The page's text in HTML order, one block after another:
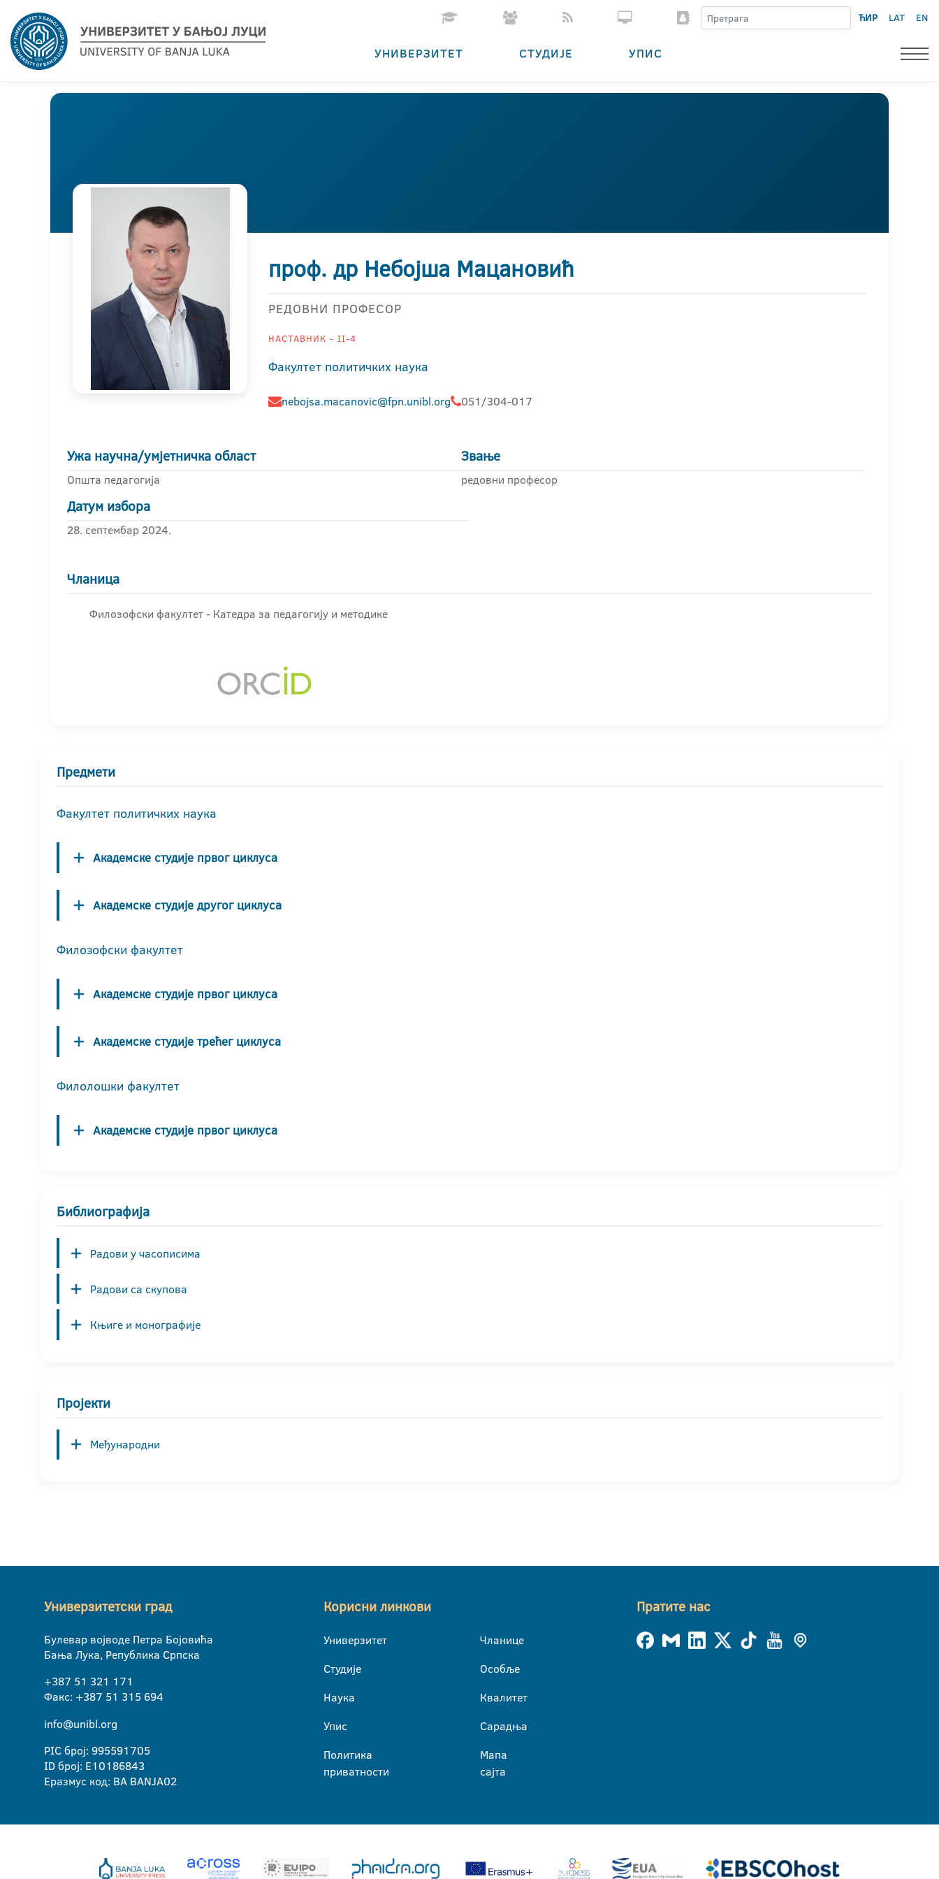
ЋИР LAT EN
УНИВЕРЗИТЕТ СТУДИЈЕ УПИС
проф. др Небојша Мацановић
РЕДОВНИ ПРОФЕСОР
НАСТАВНИК - II-4
Факултет политичких наука
nebojsa.macanovic@fpn.unibl.org 051/304-017
Ужа научна/умјетничка област
Општа педагогија
Звање
редовни професор
Датум избора
28. септембар 2024.
Чланица
Филозофски факултет - Катедра за педагогију и методике
Предмети
Факултет политичких наука
Академске студије првог циклуса
Академске студије другог циклуса
Филозофски факултет
Академске студије првог циклуса
Академске студије трећег циклуса
Филолошки факултет
Академске студије првог циклуса
Библиографија
Радови у часописима
Радови са скупова
Књиге и монографије
Пројекти
Међународни
Универзитетски град
Булевар војводе Петра Бојовића
Бања Лука, Република Српска
+387 51 321 171
Факс: +387 51 315 694
info@unibl.org
PIC број: 995591705
ID број: E10186843
Еразмус код: BA BANJA02
Корисни линкови
Универзитет
Студије
Наука
Упис
Политика
приватности
Чланице
Особље
Квалитет
Сарадња
Мапа
сајта
Пратите нас